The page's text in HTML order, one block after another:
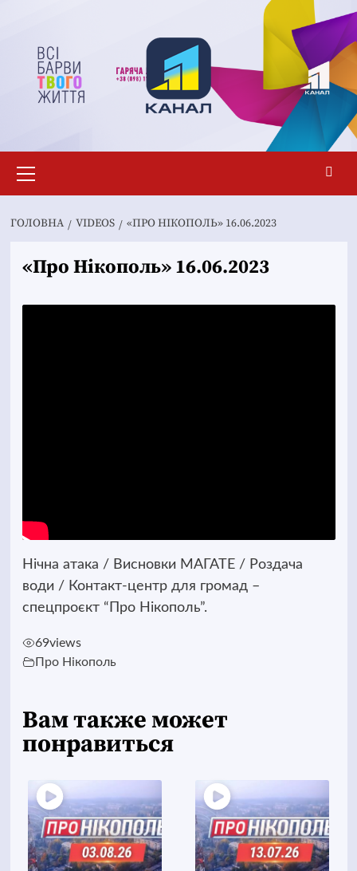
вмісту
меню
ГОЛОВНА VIDEOS «ПРО НІКОПОЛЬ» 16.06.2023
«Про Нікополь» 16.06.2023
Нічна атака / Висновки МАГАТЕ / Роздача
води / Контакт-центр для громад –
спецпроєкт “Про Нікополь”.
69views
Про Нікополь
Вам также может
понравиться